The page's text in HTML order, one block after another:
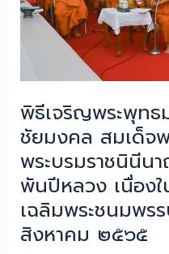
และ
ปฐมนิเทศ
ใหม่
ปี
การ
ศึกษา
๒๕๖๕
พิธีเจริญพระพุทธ
ชัยมงคล สมเด็จพ
พระบรมราชนินีน
พันปีหลวง เนื่อง
เฉลิมพระชนมพร
สิงหาคม ๒๕๖๕